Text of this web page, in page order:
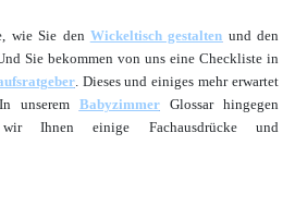
wie Sie den Wickeltisch gestalten und den
Sie bekommen von uns eine Checkliste in
. Dieses und einiges mehr erwartet
unserem BabyzimmerGlossar hingegen
Ihnen einige Fachausdrücke und